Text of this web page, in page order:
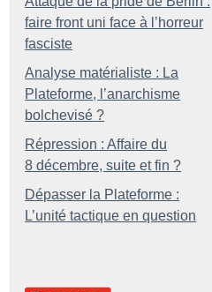
faire front uni face à l’horreur
fasciste
Analyse matérialiste : La
Plateforme, l’anarchisme
bolchevisé ?
Répression : Affaire du
8 décembre, suite et fin ?
Dépasser la Plateforme :
L’unité tactique en question